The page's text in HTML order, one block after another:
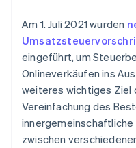
Am 1. Juli 2021 wurden
eingeführt, um
Onlineverkäufen ins
weiteres wichtiges Ziel
Vereinfachung des
zwischen